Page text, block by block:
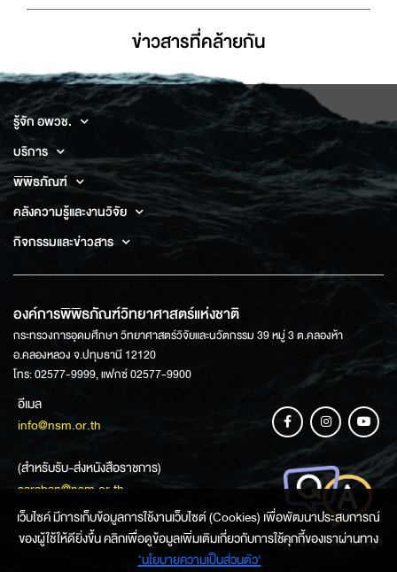
ข่าวสารที่่คล้ายกัน
รู้จัก อพวช.
บริการ
พิพิธภัณฑ์
คลังความรู้และงานวิจัย
กิจกรรมและข่าวสาร
องค์การพิพิธภัณฑ์วิทยาศาสตร์แห่งชาติ
กระทรวงการอุดมศึกษา วิทยาศาสตร์วิจัยและนวัตกรรม 39 หมู่ 3 ต.คลองห้า
อ.คลองหลวง จ.ปทุมธานี 12120
โทร: 02577-9999, แฟกซ์ 02577-9900
อีเมล
info@nsm.or.th
(สำหรับรับ-ส่งหนังสือราชการ)
saraban@nsm.or.th
ช่องทางการสอบถามข้อมูล
เว็บไซค์ มีการเก็บข้อมูลการใช้งานเว็บไซต์ (Cookies) เพื่อพัฒนาประสบการณ์
ของผู้ใช้ให้ดียิ่งขึ้น คลิกเพื่อดูข้อมูลเพิ่มเติมเกี่ยวกับการใช้คุกกี้ของเราผ่านทาง
‘นโยบายความเป็นส่วนตัว'